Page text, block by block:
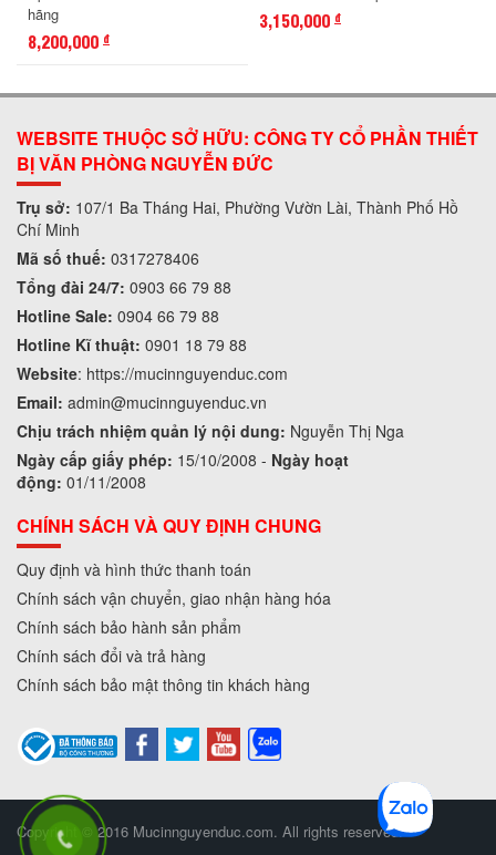
hãng
8,200,000 đ
3,150,000 đ
WEBSITE THUỘC SỞ HỮU: CÔNG TY CỔ PHẦN THIẾT
BỊ VĂN PHÒNG NGUYỄN ĐỨC
Trụ sở: 107/1 Ba Tháng Hai, Phường Vườn Lài, Thành Phố Hồ
Chí Minh
Mã số thuế: 0317278406
Tổng đài 24/7: 0903 66 79 88
Hotline Sale: 0904 66 79 88
Hotline Kĩ thuật: 0901 18 79 88
Website: https://mucinnguyenduc.com
Email: admin@mucinnguyenduc.vn
Chịu trách nhiệm quản lý nội dung: Nguyễn Thị Nga
Ngày cấp giấy phép: 15/10/2008 - Ngày hoạt
động: 01/11/2008
CHÍNH SÁCH VÀ QUY ĐỊNH CHUNG
Quy định và hình thức thanh toán
Chính sách vận chuyển, giao nhận hàng hóa
Chính sách bảo hành sản phẩm
Chính sách đổi và trả hàng
Chính sách bảo mật thông tin khách hàng
Copyright © 2016 Mucinnguyenduc.com. All rights reserved.